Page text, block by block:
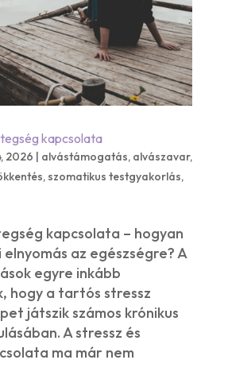
kapcsolata
2026 alvástámogatás, alvászavar,
, szomatikus testgyakorlás,
kapcsolata – hogyan
az egészségre? A
egyre inkább
hogy a tartós stressz
játszik számos krónikus
A stressz és
ma már nem